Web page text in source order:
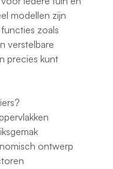
modellen zijn
zoals
verstelbare
precies kunt
ontwerp